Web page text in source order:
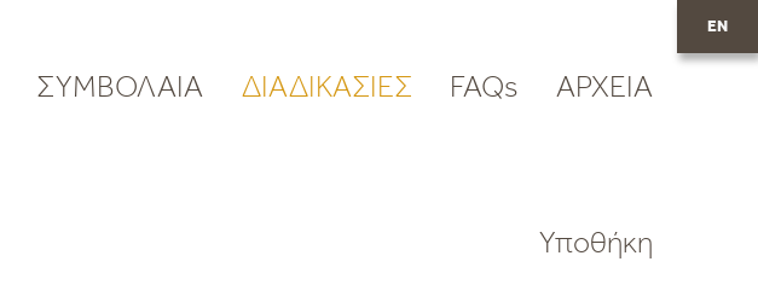
EN
ΣΥΜΒΟΛΑΙΑ ΔΙΑΔΙΚΑΣΙΕΣ FAQs ΑΡΧΕΙΑ
Υποθήκη